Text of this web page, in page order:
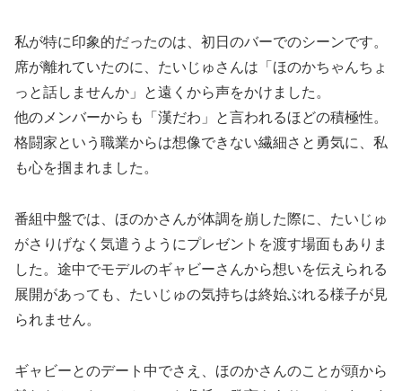
私が特に印象的だったのは、初日のバーでのシーンです。
席が離れていたのに、たいじゅさんは「ほのかちゃんちょ
っと話しませんか」と遠くから声をかけました。
他のメンバーからも「漢だわ」と言われるほどの積極性。
格闘家という職業からは想像できない繊細さと勇気に、私
も心を掴まれました。
番組中盤では、ほのかさんが体調を崩した際に、たいじゅ
がさりげなく気遣うようにプレゼントを渡す場面もありま
した。途中でモデルのギャビーさんから想いを伝えられる
展開があっても、たいじゅの気持ちは終始ぶれる様子が見
られません。
ギャビーとのデート中でさえ、ほのかさんのことが頭から